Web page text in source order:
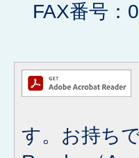
FAX番号：
す。お持ち